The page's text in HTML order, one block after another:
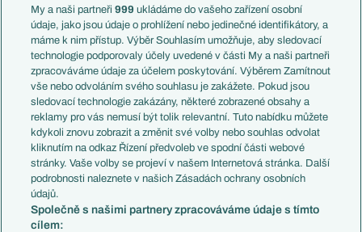
Témata
Představení týmů MS
EuroSkauting
PL v kostce
Evropské koeficienty
Přestupy
Přestupové spekulace
Zranění
Kluby
Arsenal FC
Chelsea FC
Manchester United
AC Milán
Francie
Itálie
Německo
Španělsko
Argentina
Brazílie
Přestupy
Zápasy
Livescore
Tipovací soutěž
My a naši partneři999 ukládáme do vašeho zařízení osobní
údaje, jako jsou údaje o prohlížení nebo jedinečné identifikátory, a
máme k nim přístup. Výběr Souhlasím umožňuje, aby sledovací
technologie podporovaly účely uvedené v části My a naši partneři
zpracováváme údaje za účelem poskytování. Výběrem Zamítnout
vše nebo odvoláním svého souhlasu je zakážete. Pokud jsou
sledovací technologie zakázány, některé zobrazené obsahy a
reklamy pro vás nemusí být tolik relevantní. Tuto nabídku můžete
kdykoli znovu zobrazit a změnit své volby nebo souhlas odvolat
kliknutím na odkaz Řízení předvoleb ve spodní části webové
stránky. Vaše volby se projeví v našem Internetová stránka. Další
podrobnosti naleznete v našich Zásadách ochrany osobních
údajů.
Společně s našimi partnery zpracováváme údaje s tímto
cílem: